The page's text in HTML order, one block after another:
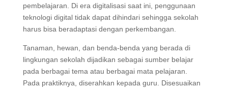
pembelajaran. Di era digitalisasi saat ini, penggunaan
teknologi digital tidak dapat dihindari sehingga sekolah
harus bisa beradaptasi dengan perkembangan.
Tanaman, hewan, dan benda-benda yang berada di
lingkungan sekolah dijadikan sebagai sumber belajar
pada berbagai tema atau berbagai mata pelajaran.
Pada praktiknya, diserahkan kepada guru. Disesuaikan